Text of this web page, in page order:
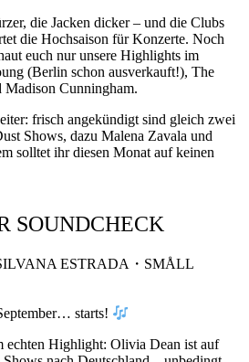
die Jacken dicker – und die Clubs
die Hochsaison für Konzerte. Noch
euch nur unsere Highlights im
(Berlin schon ausverkauft!), The
Madison Cunningham.
frisch angekündigt sind gleich zwei
Shows, dazu Malena Zavala und
solltet ihr diesen Monat auf keinen
SOUNDCHECK
ESTRADA・SMÅLL
starts!
echten Highlight: Olivia Dean ist auf